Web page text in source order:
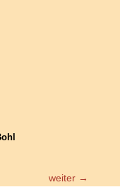
weiter →